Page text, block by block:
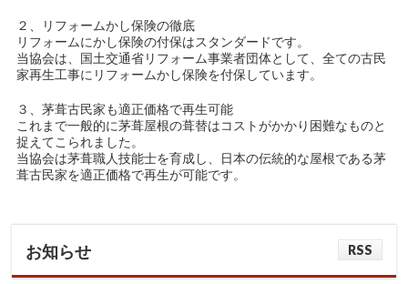
２、リフォームかし保険の徹底
リフォームにかし保険の付保はスタンダードです。
当協会は、国土交通省リフォーム事業者団体として、全ての古民
家再生工事にリフォームかし保険を付保しています。
３、茅葺古民家も適正価格で再生可能
これまで一般的に茅葺屋根の葺替はコストがかかり困難なものと
捉えてこられました。
当協会は茅葺職人技能士を育成し、日本の伝統的な屋根である茅
葺古民家を適正価格で再生が可能です。
お知らせ RSS